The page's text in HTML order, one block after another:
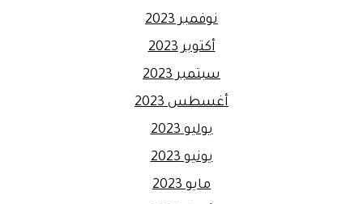
نوفمبر 2023
أكتوبر 2023
سبتمبر 2023
أغسطس 2023
يوليو 2023
يونيو 2023
مايو 2023